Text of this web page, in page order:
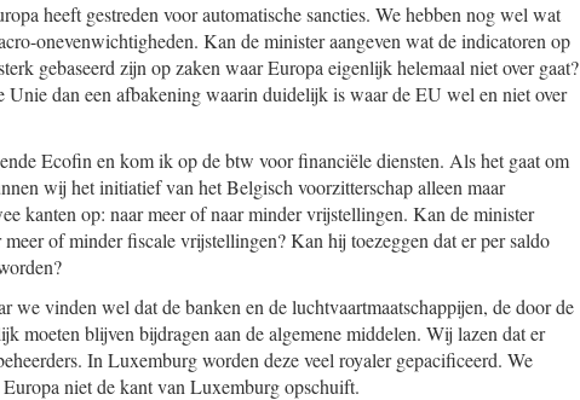
heeft gestreden voor automatische sancties. We hebben nog wel wat
onevenwichtigheden. Kan de minister aangeven wat de indicatoren op
gebaseerd zijn op zaken waar Europa eigenlijk helemaal niet over gaat?
dan een afbakening waarin duidelijk is waar de EU wel en niet over
Ecofin en kom ik op de btw voor financiële diensten. Als het gaat om
wij het initiatief van het Belgisch voorzitterschap alleen maar
kanten op: naar meer of naar minder vrijstellingen. Kan de minister
of minder fiscale vrijstellingen? Kan hij toezeggen dat er per saldo
we vinden wel dat de banken en de luchtvaartmaatschappijen, de door de
moeten blijven bijdragen aan de algemene middelen. Wij lazen dat er
In Luxemburg worden deze veel royaler gepacificeerd. We
niet de kant van Luxemburg opschuift.